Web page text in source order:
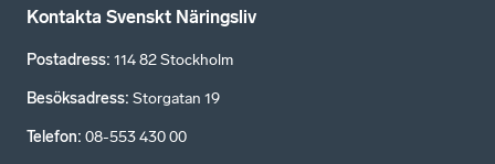
Kontakta Svenskt Näringsliv
Postadress: 114 82 Stockholm
Besöksadress: Storgatan 19
Telefon: 08-553 430 00